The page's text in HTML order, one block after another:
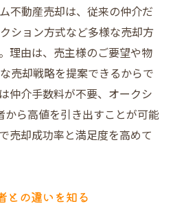
不動産売却は、従来の仲介だ
ション方式など多様な売却方
理由は、売主様のご要望や物
売却戦略を提案できるからで
仲介手数料が不要、オークシ
から高値を引き出すことが可能
売却成功率と満足度を高めて
との違いを知る